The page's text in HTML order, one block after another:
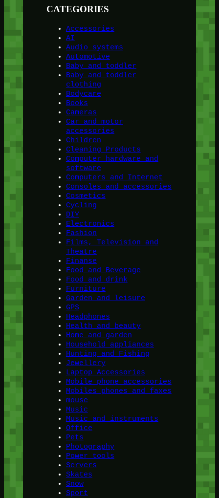
CATEGORIES
Accessories
AI
Audio systems
Automotive
Baby and toddler
Baby and toddler
clothing
Bodycare
Books
Cameras
Car and motor
accessories
Children
Cleaning Products
Computer hardware and
software
Computers and Internet
Consoles and accessories
Cosmetics
Cycling
DIY
Electronics
Fashion
Films, Television and
Theatre
Finanse
Food and Beverage
Food and drink
Furniture
Garden and leisure
GPS
Headphones
Health and beauty
Home and garden
Household appliances
Hunting and Fishing
Jewellery
Laptop Accessories
Mobile phone accessories
Mobiles phones and faxes
mouse
Music
Music and instruments
Office
Pets
Photography
Power tools
Servers
Skates
Snow
Sport